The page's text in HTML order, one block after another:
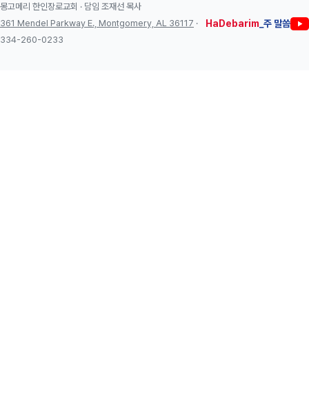
몽고메리 한인장로교회 · 담임 조재선 목사
361 Mendel Parkway E., Montgomery, AL 36117 ·
334-260-0233
HaDebarim _주 말씀